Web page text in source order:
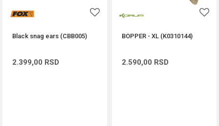
Black snag ears (CBB005)
2.399,00 RSD
BOPPER - XL (K0310144)
2.590,00 RSD